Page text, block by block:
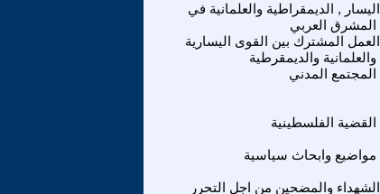
اليسار , الديمقراطية والعلمانية في
المشرق العربي
العمل المشترك بين القوى اليسارية
والعلمانية والديمقرطية
المجتمع المدني
القضية الفلسطينية
مواضيع وابحاث سياسية
الشهداء والمضحين من اجل التحرر